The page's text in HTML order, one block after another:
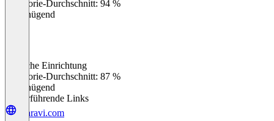
Kategorie-Durchschnitt: 94 %
Ungenügend
Einfache Einrichtung
Kategorie-Durchschnitt: 87 %
Ungenügend
Weiterführende Links
aparavi.com